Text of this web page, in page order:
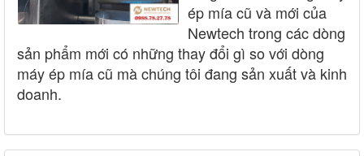
ép mía cũ và mới của
Newtech trong các dòng
sản phẩm mới có những thay đổi gì so với dòng
máy ép mía cũ mà chúng tôi đang sản xuất và kinh
doanh.